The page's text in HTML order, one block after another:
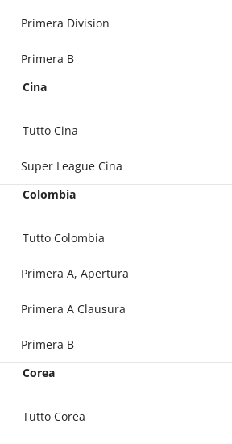
Primera Division
Primera B
Cina
Tutto Cina
Super League Cina
Colombia
Tutto Colombia
Primera A, Apertura
Primera A Clausura
Primera B
Corea
Tutto Corea